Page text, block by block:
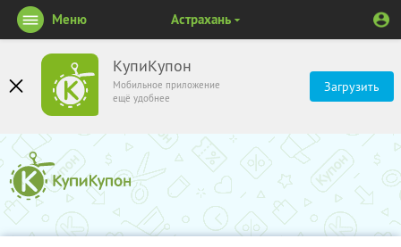
КупиКупон
Мобильное приложение
ещё удобнее
Загрузить
Меню Астрахань